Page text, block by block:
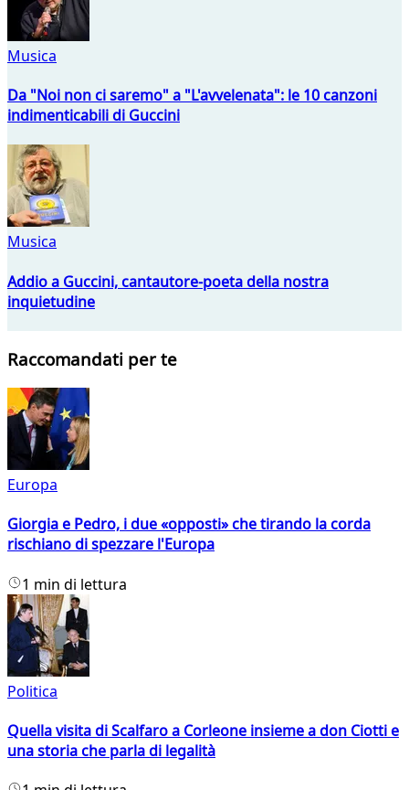
Musica
Da "Noi non ci saremo" a "L'avvelenata": le 10 canzoni
indimenticabili di Guccini
Musica
Addio a Guccini, cantautore-poeta della nostra
inquietudine
Raccomandati per te
Europa
Giorgia e Pedro, i due «opposti» che tirando la corda
rischiano di spezzare l'Europa
1 min di lettura
Politica
Quella visita di Scalfaro a Corleone insieme a don Ciotti e
una storia che parla di legalità